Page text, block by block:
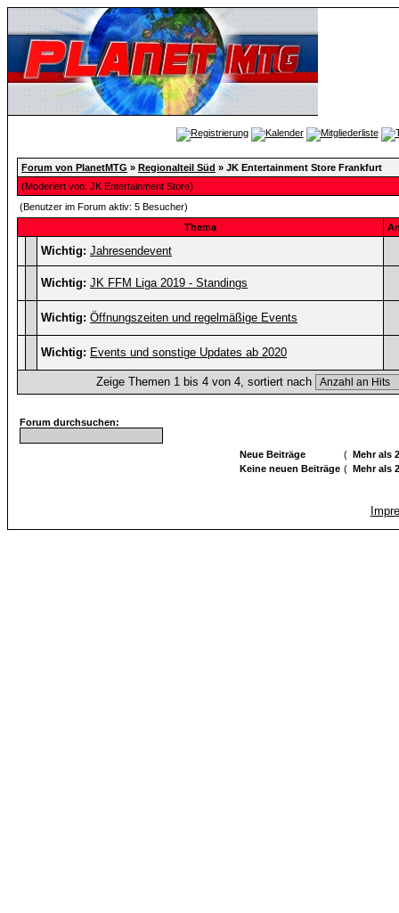
Forum von PlanetMTG » Regionalteil Süd » JK Entertainment Store Frankfurt
(Moderiert von: JK Entertainment Store)
(Benutzer im Forum aktiv: 5 Besucher)
Thema
Wichtig: Jahresendevent
Wichtig: JK FFM Liga 2019 - Standings
Wichtig: Öffnungszeiten und regelmäßige Events
Wichtig: Events und sonstige Updates ab 2020
Zeige Themen 1 bis 4 von 4, sortiert nach
Forum durchsuchen:
Neue Beiträge ( Mehr als
Keine neuen Beiträge ( Mehr als